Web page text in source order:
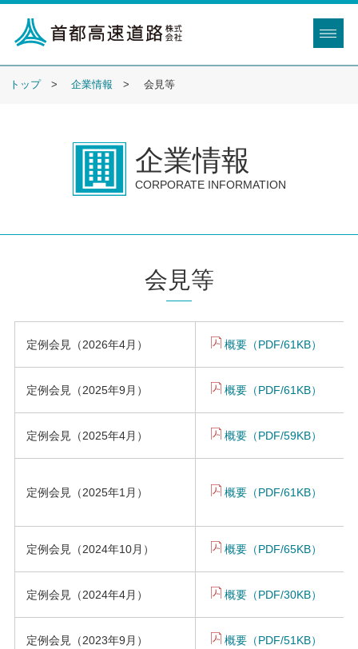
トップ 企業情報 会見等
企業情報
CORPORATE INFORMATION
会見等
定例会見（2026年4月） 概要（PDF/61KB）
定例会見（2025年9月） 概要（PDF/61KB）
定例会見（2025年4月） 概要（PDF/59KB）
定例会見（2025年1月） 概要（PDF/61KB）
定例会見（2024年10月） 概要（PDF/65KB）
定例会見（2024年4月） 概要（PDF/30KB）
定例会見（2023年9月） 概要（PDF/51KB）